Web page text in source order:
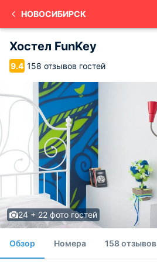
НОВОСИБИРСК
Хостел FunKey
9.4 158 отзывов гостей
24 + 22 фото гостей
Обзор Номера 158 отзывов